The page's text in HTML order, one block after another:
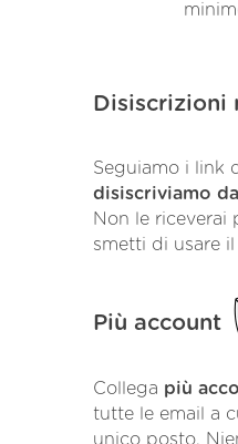
Disiscrizioni
Seguiamo i link
disiscriviamo
Non le riceverai
smetti di usare il
Più account
Collega più
tutte le email a
unico posto.